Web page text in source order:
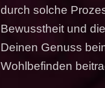
durch solche
Bewusstheit und
Deinen Genuss
Wohlbefinden